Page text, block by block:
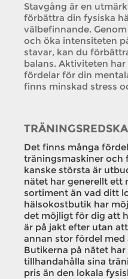
Stavgång är en
förbättra din fysiska
välbefinnande.
och öka intensiteten
stavar, kan du
balans. Aktiviteten
fördelar för din
finns minskad stress
Det finns många
träningsmaskiner och
kanske största är
nätet har generellt ett
sortiment än vad ditt
hälsokostbutik har
det möjligt för dig att
är på jakt efter utan
annan stor fördel
Butikerna på nätet
tillhandahålla sina
pris än den lokala